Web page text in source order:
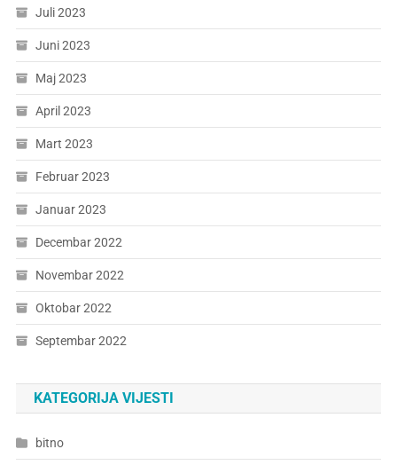
Juli 2023
Juni 2023
Maj 2023
April 2023
Mart 2023
Februar 2023
Januar 2023
Decembar 2022
Novembar 2022
Oktobar 2022
Septembar 2022
KATEGORIJA VIJESTI
bitno